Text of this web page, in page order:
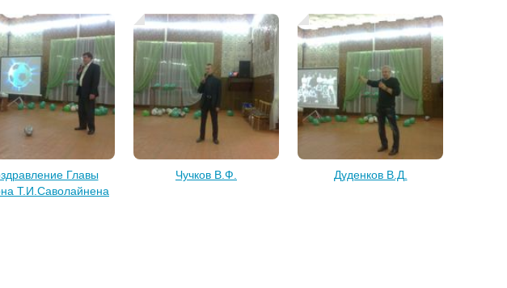
Главы
Т.И.Саволайнена
Чучков В.Ф. Дуденков В.Д.